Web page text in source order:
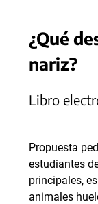
¿Qué
nariz?
Libro
Propuesta
estudiantes
principales,
animales